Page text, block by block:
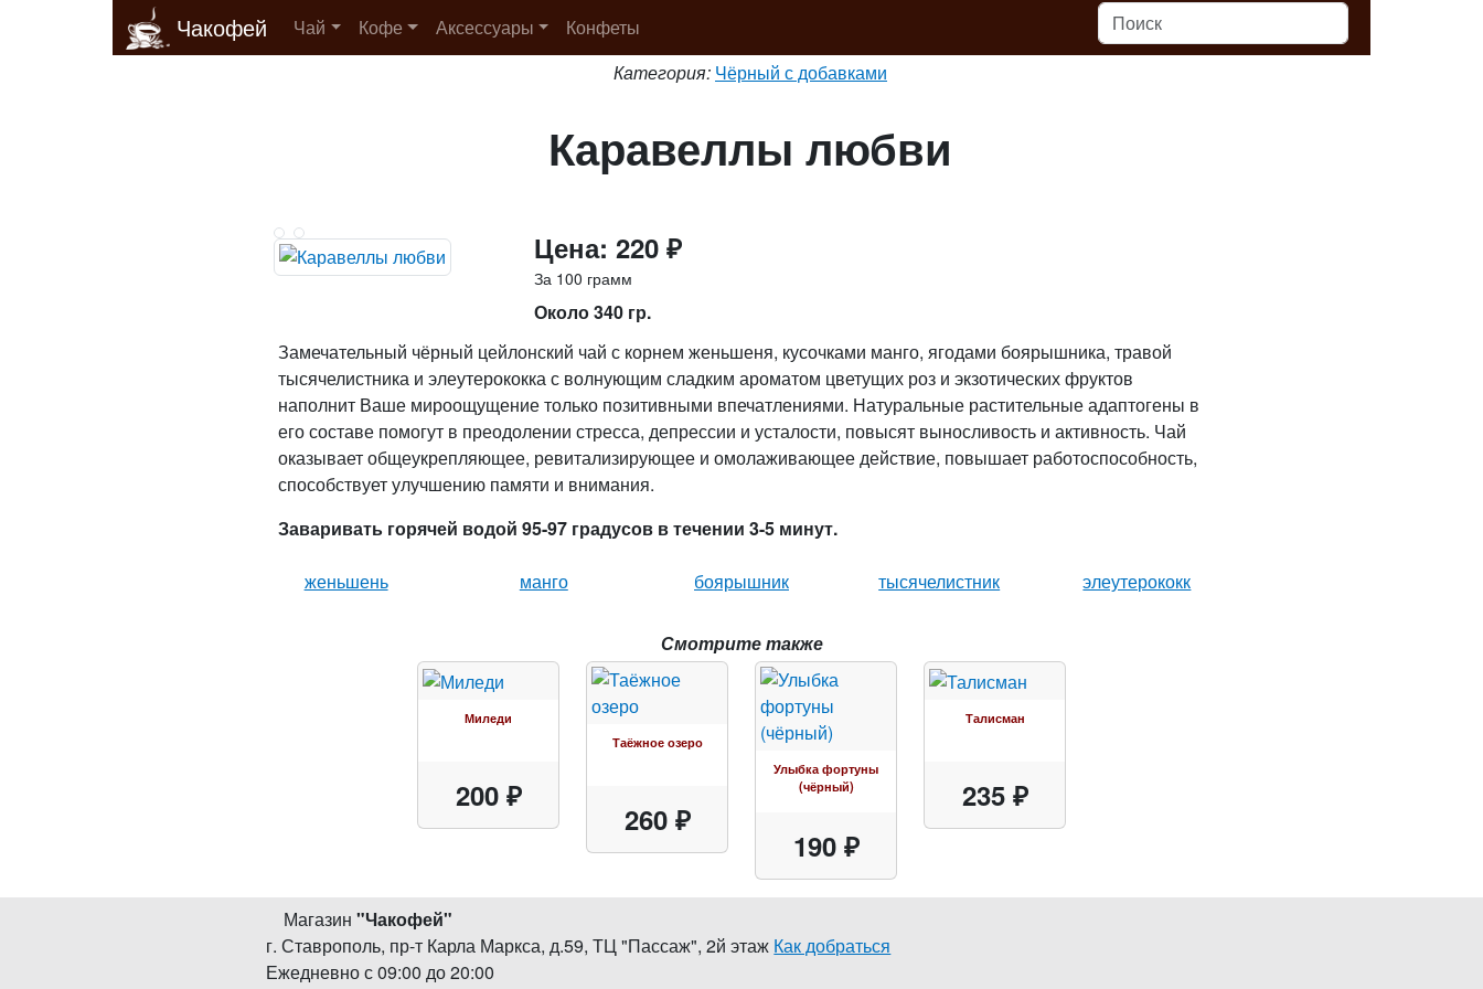
Чакофей Чай Кофе Аксессуары
Конфеты
Категория: Чёрный с добавками
Каравеллы любви
Цена: 220 ₽
За 100 грамм
Около 340 гр.
Замечательный чёрный цейлонский чай с корнем женьшеня, кусочками манго, ягодами боярышника, травой
тысячелистника и элеутерококка с волнующим сладким ароматом цветущих роз и экзотических фруктов
наполнит Ваше мироощущение только позитивными впечатлениями. Натуральные растительные адаптогены в
его составе помогут в преодолении стресса, депрессии и усталости, повысят выносливость и активность. Чай
оказывает общеукрепляющее, ревитализирующее и омолаживающее действие, повышает работоспособность,
способствует улучшению памяти и внимания.
Заваривать горячей водой 95-97 градусов в течении 3-5 минут.
женьшень манго боярышник тысячелистник элеутерококк
Смотрите также
Миледи
200 ₽
Таёжное озеро
260 ₽
Улыбка фортуны
(чёрный)
190 ₽
Талисман
235 ₽
Магазин"Чакофей"
г. Ставрополь, пр-т Карла Маркса, д.59,ТЦ "Пассаж", 2й этаж Как добраться
Ежедневно с 09:00 до 20:00